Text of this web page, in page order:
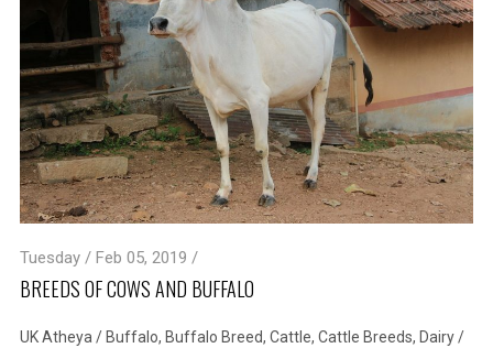
Tuesday / Feb 05, 2019 /
BREEDS OF COWS AND BUFFALO
UK Atheya/ Buffalo, Buffalo Breed, Cattle, Cattle Breeds, Dairy/